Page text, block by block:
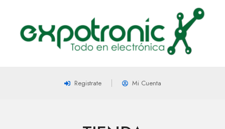
Registrate Mi Cuenta